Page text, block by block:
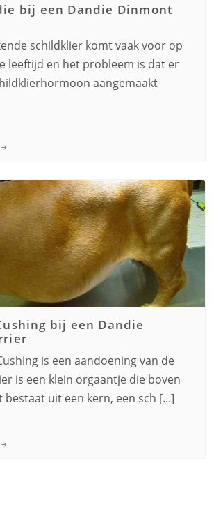
bij een Dandie Dinmont
schildklier komt vaak voor op
leeftijd en het probleem is dat er
aangemaakt
bij een Dandie
is een aandoening van de
is een klein orgaantje die boven
bestaat uit een kern, een sch [...]